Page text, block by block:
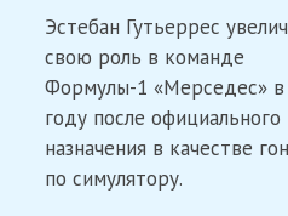
Гутьеррес
продолжит
выполнять
роль
девелопмент-
драйвера
«Мерседес»
Эстебан Гутьеррес
свою роль в команде
Формулы-1 «Мерседес» в
году после официального
назначения в качестве
по симулятору.